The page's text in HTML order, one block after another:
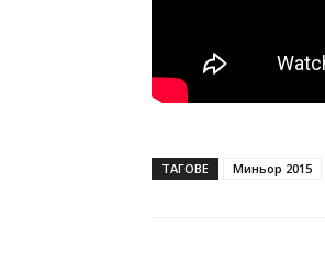
ТАГОВЕ Миньор 2015